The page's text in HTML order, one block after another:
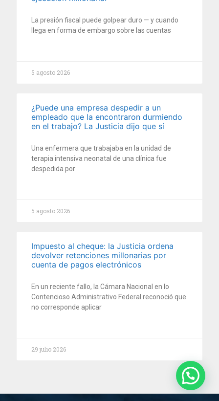
La presión fiscal puede golpear duro — y cuando
llega en forma de embargo sobre las cuentas
5 agosto 2026
¿Puede una empresa despedir a un
empleado que la encontraron durmiendo
en el trabajo? La Justicia dijo que sí
Una enfermera que trabajaba en la unidad de
terapia intensiva neonatal de una clínica fue
despedida por
5 agosto 2026
Impuesto al cheque: la Justicia ordena
devolver retenciones millonarias por
cuenta de pagos electrónicos
En un reciente fallo, la Cámara Nacional en lo
Contencioso Administrativo Federal reconoció que
no corresponde aplicar
29 julio 2026